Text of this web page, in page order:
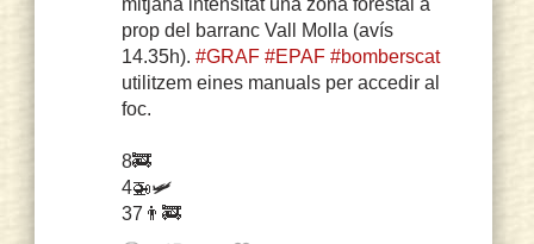
prop del barranc Vall Molla (avís
14.35h). #GRAF #EPAF #bomberscat
utilitzem eines manuals per accedir al
foc.
8🚒
4🚁🛩️
37👨‍🚒